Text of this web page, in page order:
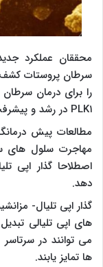
محققان عملکرد
سرطان پروستات کشف
را برای درمان
PLK۱ در رشد و پیشرفت سرطان را به چالش می کشد.
مهاجرت سلول های
دهد.
گذار اپی تلیال-
های اپی تلیالی
می توانند در
ها تمایز یابند.